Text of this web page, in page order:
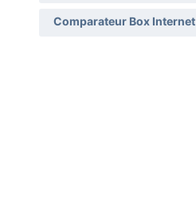
Comparateur Box Internet